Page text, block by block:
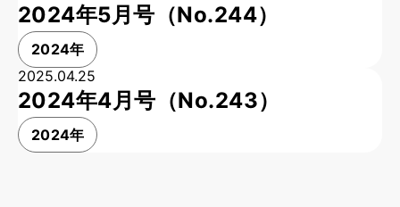
2024年5月号（No.244）
2024年
2025.04.25
2024年4月号（No.243）
2024年